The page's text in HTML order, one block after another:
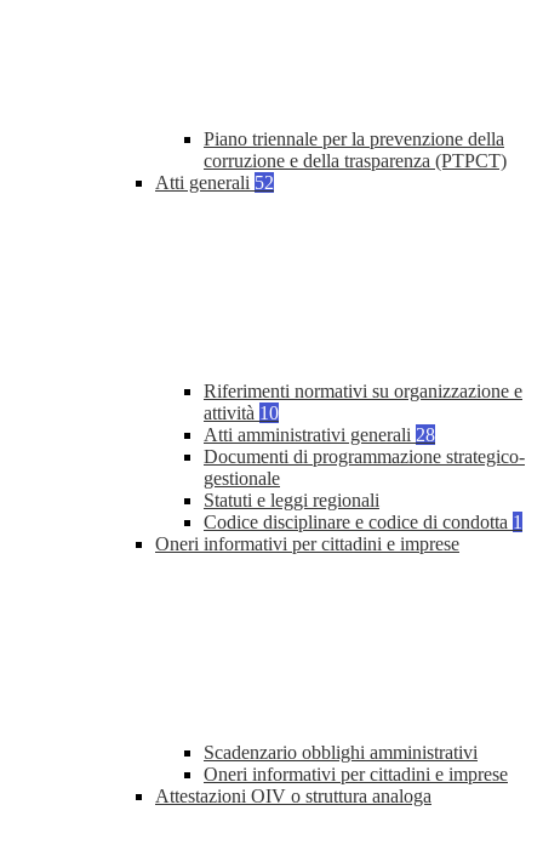
Piano triennale per la prevenzione della
corruzione e della trasparenza (PTPCT)
Atti generali 52
Riferimenti normativi su organizzazione e
attività 10
Atti amministrativi generali 28
Documenti di programmazione strategico-
gestionale
Statuti e leggi regionali
Codice disciplinare e codice di condotta 1
Oneri informativi per cittadini e imprese
Scadenzario obblighi amministrativi
Oneri informativi per cittadini e imprese
Attestazioni OIV o struttura analoga